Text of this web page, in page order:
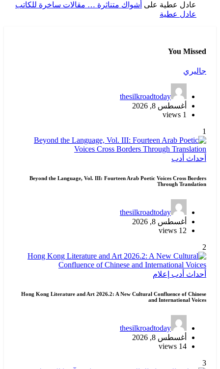
عادل عطية على أشواك متناثرة … مقالات ساخرة للكاتب
عادل عطية
You Missed
جاليري
thesilkroadtoday
أغسطس 8, 2026
1 views
1
أحداث أدب
Beyond the Language, Vol. III: Fourteen Arab Poetic Voices Cross Borders
Through Translation
thesilkroadtoday
أغسطس 8, 2026
12 views
2
أحداث أدب إعلام
Hong Kong Literature and Art 2026.2: A New Cultural Confluence of Chinese
and International Voices
thesilkroadtoday
أغسطس 8, 2026
14 views
3